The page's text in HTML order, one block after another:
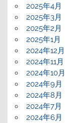
2025年4月
2025年3月
2025年2月
2025年1月
2024年12月
2024年11月
2024年10月
2024年9月
2024年8月
2024年7月
2024年6月